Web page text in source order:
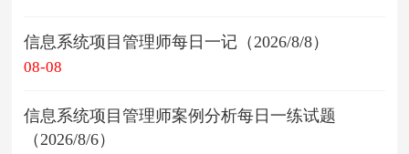
信息系统项目管理师每日一记（2026/8/8）
08-08
信息系统项目管理师案例分析每日一练试题
（2026/8/6）